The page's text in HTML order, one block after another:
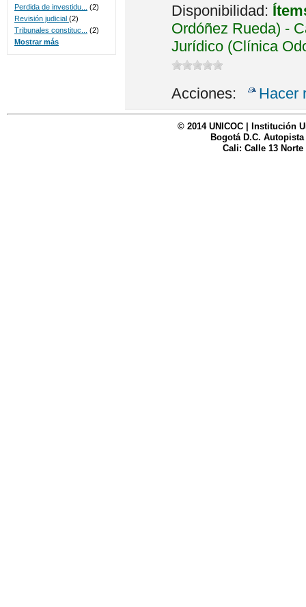
Disponibilidad:
Ordóñez Rueda) -
Jurídico (Clínica
Acciones: Hacer
Perdida de investidu...
(2)
Revisión judicial (2)
Tribunales constituc...
(2)
Mostrar más
© 2014 UNICOC | Institución
Bogotá D.C. Autopista
Cali: Calle 13 Norte